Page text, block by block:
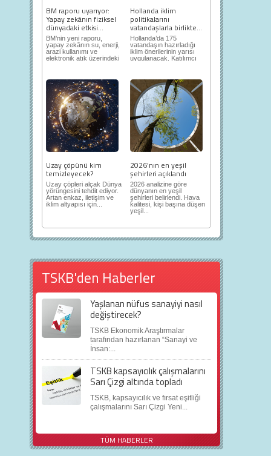
BM raporu uyarıyor:
Yapay zekânın fiziksel
dünyadaki etkisi...
BM’nin yeni raporu,
yapay zekânın su, enerji,
arazi kullanımı ve
elektronik atık üzerindeki
Hollanda iklim
politikalarını
vatandaşlarla birlikte...
Hollanda’da 175
vatandaşın hazırladığı
iklim önerilerinin yarısı
uygulanacak. Katılımcı
Uzay çöpünü kim
temizleyecek?
Uzay çöpleri alçak Dünya
yörüngesini tehdit ediyor.
Artan enkaz, iletişim ve
iklim altyapısı için...
2026’nın en yeşil
şehirleri açıklandı
2026 analizine göre
dünyanın en yeşil
şehirleri belirlendi. Hava
kalitesi, kişi başına düşen
yeşil...
TSKB'den Haberler
Yaşlanan nüfus sanayiyi nasıl
değiştirecek?
TSKB Ekonomik Araştırmalar
tarafından hazırlanan “Sanayi ve
İnsan:...
TSKB kapsayıcılık çalışmalarını
Sarı Çizgi altında topladı
TSKB, kapsayıcılık ve fırsat eşitliği
çalışmalarını Sarı Çizgi Yeni...
TÜM HABERLER